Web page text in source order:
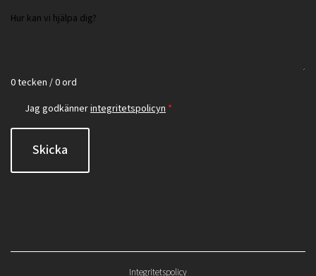
0 tecken / 0 ord
Jag godkännerintegritetspolicyn *
Skicka
Integritetspolicy